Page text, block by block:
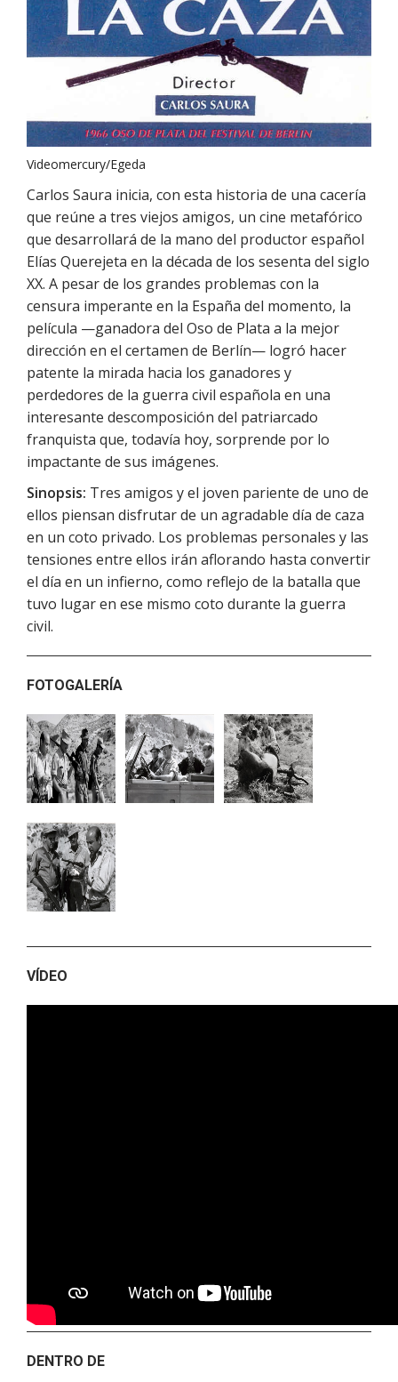
Videomercury/Egeda
Carlos Saura inicia, con esta historia de una cacería
que reúne a tres viejos amigos, un cine metafórico
que desarrollará de la mano del productor español
Elías Querejeta en la década de los sesenta del siglo
XX. A pesar de los grandes problemas con la
censura imperante en la España del momento, la
película —ganadora del Oso de Plata a la mejor
dirección en el certamen de Berlín— logró hacer
patente la mirada hacia los ganadores y
perdedores de la guerra civil española en una
interesante descomposición del patriarcado
franquista que, todavía hoy, sorprende por lo
impactante de sus imágenes.
Sinopsis: Tres amigos y el joven pariente de uno de
ellos piensan disfrutar de un agradable día de caza
en un coto privado. Los problemas personales y las
tensiones entre ellos irán aflorando hasta convertir
el día en un infierno, como reflejo de la batalla que
tuvo lugar en ese mismo coto durante la guerra
civil.
FOTOGALERÍA
VÍDEO
DENTRO DE